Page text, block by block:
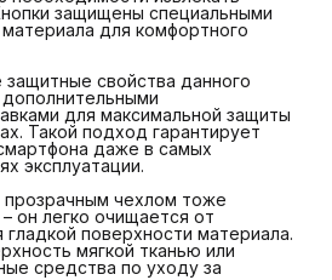
защищены специальными
для комфортного
свойства данного
для максимальной защиты
Такой подход гарантирует
даже в самых
эксплуатации.
прозрачным чехлом тоже
он легко очищается от
гладкой поверхности материала.
мягкой тканью или
средства по уходу за